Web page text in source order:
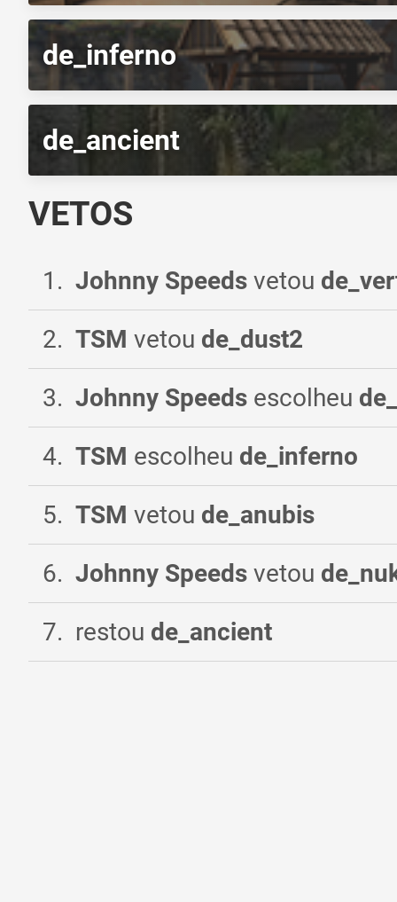
de_inferno
de_ancient
VETOS
1 . Johnny Speeds vetou
2. TSM vetou de_dust2
3. Johnny Speeds escolheu
4. TSM escolheu de_inferno
5. TSM vetou de_anubis
6. Johnny Speeds vetou
7. restou de_ancient